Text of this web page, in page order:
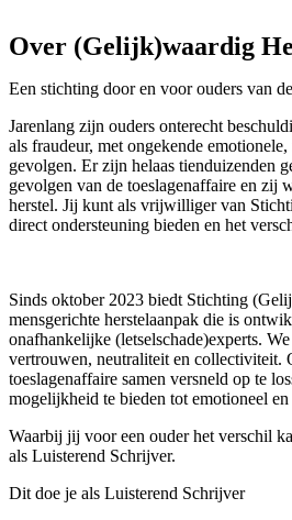
Over (Gelijk)waardig
Een stichting door en voor ouders van
Jarenlang zijn ouders onterecht
als fraudeur, met ongekende
gevolgen. Er zijn helaas tienduizenden
gevolgen van de toeslagenaffaire en zij
herstel. Jij kunt als vrijwilliger van
direct ondersteuning bieden en het
Sinds oktober 2023 biedt Stichting
mensgerichte herstelaanpak die is
onafhankelijke (letselschade)experts.
vertrouwen, neutraliteit en collectiviteit.
toeslagenaffaire samen versneld op te
mogelijkheid te bieden tot emotioneel
Waarbij jij voor een ouder het verschil
als Luisterend Schrijver.
Dit doe je als Luisterend Schrijver